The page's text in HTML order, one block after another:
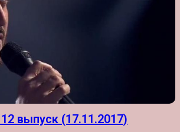
выпуск (17.11.2017)